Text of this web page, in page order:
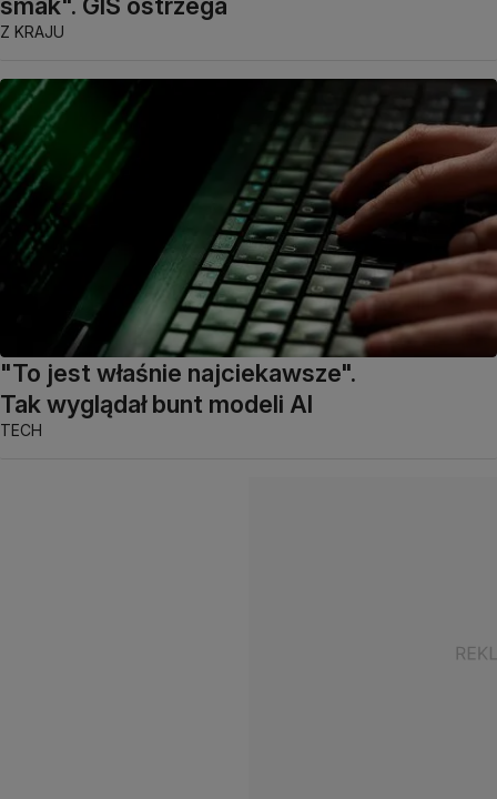
Z KRAJU
"To jest właśnie najciekawsze".
Tak wyglądał bunt modeli AI
TECH